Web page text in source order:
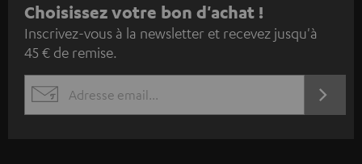
I
n
s
c
r
Choisissez votre bon d'achat !
Inscrivez-vous à la newsletter et recevez jusqu'à
45 € de remise.
EMAIL